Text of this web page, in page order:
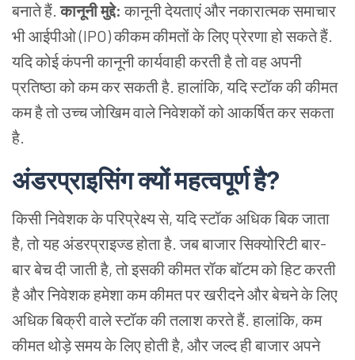
बनाते हैं.कानूनी मुद्दे:कानूनी देयताएं और नकारात्मक समाचार
भी आईपीओ (IPO) कीकम कीमतों के लिए प्रेरणा हो सकते हैं.
यदि कोई कंपनी कानूनी कार्यवाही करती है तो वह अपनी
प्रतिष्ठा को कम कर सकती है. हालांकि, यदि स्टॉक की कीमत
कम है तो उच्च जोखिम वाले निवेशकों को आकर्षित कर सकता
है.
अंडरप्राइसिंग क्यों महत्वपूर्ण है?
किसी निवेशक के परिप्रेक्ष्य से, यदि स्टॉक अधिक बिक जाता
है, तो यह अंडरप्राइज्ड होता है. जब बाजार सिक्योरिटी बार-
बार बेच दी जाती है, तो इसकी कीमत रॉक बॉटम को हिट करती
है और निवेशक हमेशा कम कीमत पर खरीदने और बेचने के लिए
अधिक बिक्री वाले स्टॉक की तलाश करते हैं. हालांकि, कम
कीमत थोड़े समय के लिए होती है, और जल्द ही बाजार अपने